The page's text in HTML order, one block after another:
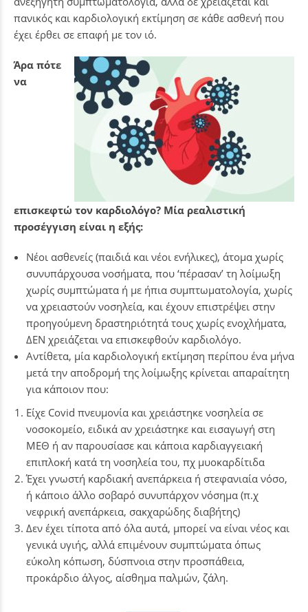
πανικός και καρδιολογική εκτίμηση σε κάθε ασθενή που
έχει έρθει σε επαφή με τον ιό.
Άρα πότε
να
επισκεφτώ τον καρδιολόγο? Μία ρεαλιστική
προσέγγιση είναι η εξής:
Νέοι ασθενείς (παιδιά και νέοι ενήλικες), άτομα χωρίς
συνυπάρχουσα νοσήματα, που ‘πέρασαν’ τη λοίμωξη
χωρίς συμπτώματα ή με ήπια συμπτωματολογία, χωρίς
να χρειαστούν νοσηλεία, και έχουν επιστρέψει στην
προηγούμενη δραστηριότητά τους χωρίς ενοχλήματα,
ΔΕΝ χρειάζεται να επισκεφθούν καρδιολόγο.
Αντίθετα, μία καρδιολογική εκτίμηση περίπου ένα μήνα
μετά την αποδρομή της λοίμωξης κρίνεται απαραίτητη
για κάποιον που:
Είχε Covid πνευμονία και χρειάστηκε νοσηλεία σε
νοσοκομείο, ειδικά αν χρειάστηκε και εισαγωγή στη
ΜΕΘ ή αν παρουσίασε και κάποια καρδιαγγειακή
επιπλοκή κατά τη νοσηλεία του, πχ μυοκαρδίτιδα
Έχει γνωστή καρδιακή ανεπάρκεια ή στεφανιαία νόσο,
ή κάποιο άλλο σοβαρό συνυπάρχον νόσημα (π.χ
νεφρική ανεπάρκεια, σακχαρώδης διαβήτης)
Δεν έχει τίποτα από όλα αυτά, μπορεί να είναι νέος και
γενικά υγιής, αλλά επιμένουν συμπτώματα όπως
εύκολη κόπωση, δύσπνοια στην προσπάθεια,
προκάρδιο άλγος, αίσθημα παλμών, ζάλη.